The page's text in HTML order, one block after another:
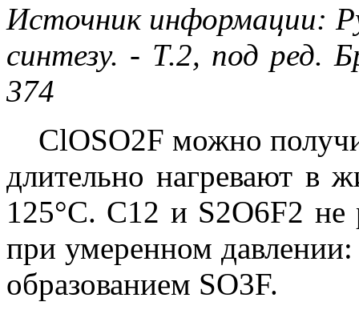
Источник информации:
синтезу. - Т.2, под ред.
374
ClOSO2F можно
длительно нагревают в
125°С. С12 и S2O6F2 не
при умеренном давлении:
образованием SO3F.